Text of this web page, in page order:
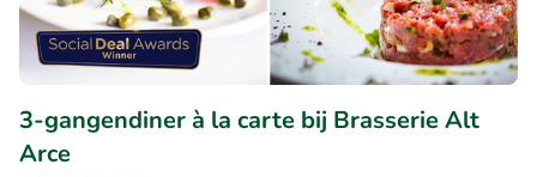
3-gangendiner à la carte bij Brasserie Alt
Arce